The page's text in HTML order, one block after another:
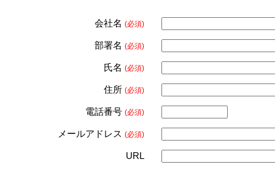
会社名 (必須)
部署名 (必須)
氏名 (必須)
住所 (必須)
電話番号 (必須)
メールアドレス (必須)
URL